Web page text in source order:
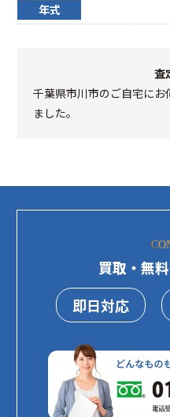
年式
査
千葉県市川市のご自宅に
ました。
買取・無
即日対応